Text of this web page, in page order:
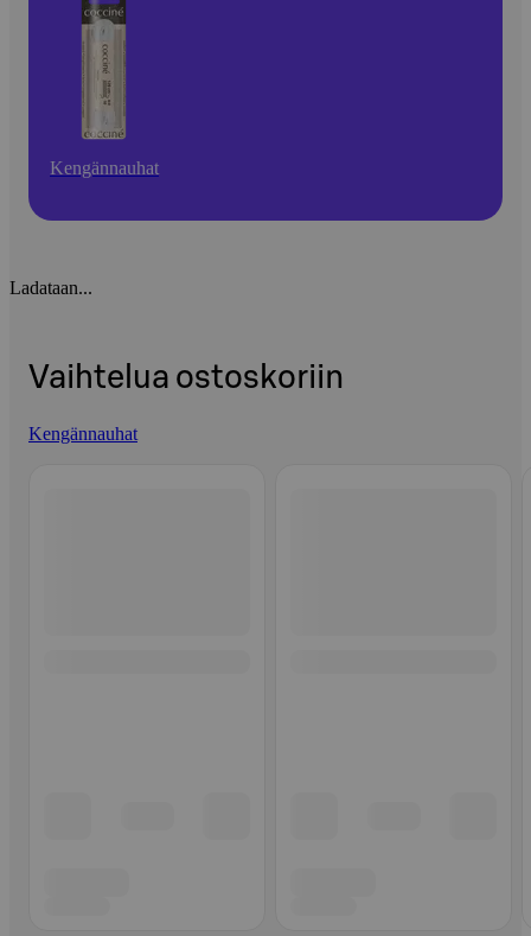
Kengännauhat
Ladataan...
Vaihtelua ostoskoriin
Kengännauhat